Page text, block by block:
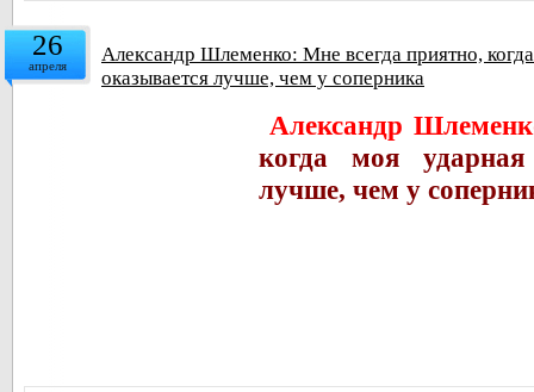
26
апреля
Александр Шлеменко: Мне всегда приятно,
оказывается лучше, чем у соперника
Александр
когда моя ударная
лучше, чем у